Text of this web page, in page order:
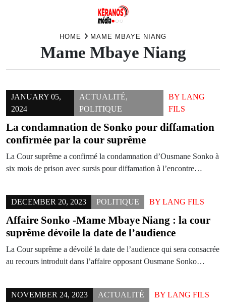
HOME MAME MBAYE NIANG
Mame Mbaye Niang
JANUARY 05,
2024
ACTUALITÉ,
POLITIQUE
BY LANG
FILS
La condamnation de Sonko pour diffamation
confirmée par la cour suprême
La Cour suprême a confirmé la condamnation d’Ousmane Sonko à
six mois de prison avec sursis pour diffamation à l’encontre…
DECEMBER 20, 2023 POLITIQUE BY LANG FILS
Affaire Sonko -Mame Mbaye Niang : la cour
suprême dévoile la date de l’audience
La Cour suprême a dévoilé la date de l’audience qui sera consacrée
au recours introduit dans l’affaire opposant Ousmane Sonko…
NOVEMBER 24, 2023 ACTUALITÉ BY LANG FILS